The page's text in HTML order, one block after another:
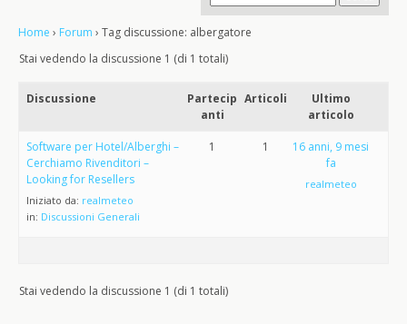
Home › Forum › Tag discussione: albergatore
Stai vedendo la discussione 1 (di 1 totali)
Discussione
Partecip
anti
Articoli
Ultimo
articolo
Software per Hotel/Alberghi –
Cerchiamo Rivenditori –
Looking for Resellers
Iniziato da: realmeteo
in: Discussioni Generali
1 1
16 anni, 9 mesi
fa
realmeteo
Stai vedendo la discussione 1 (di 1 totali)